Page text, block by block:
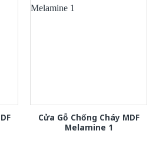
Cửa Gỗ Chống Cháy MDF
Melamine 1